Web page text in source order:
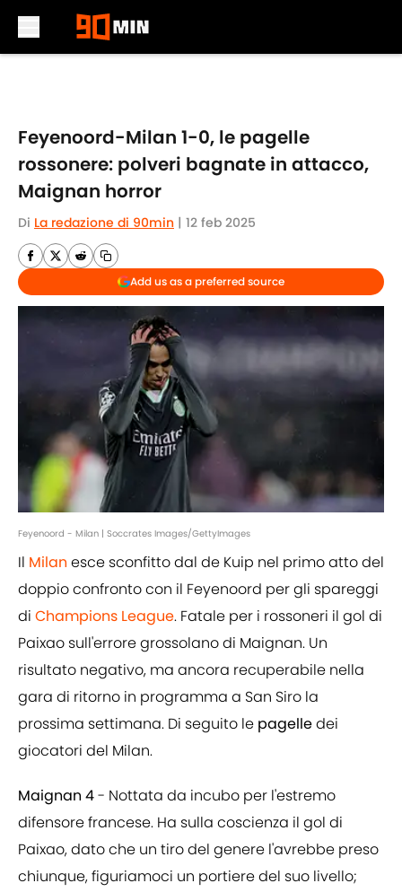
Feyenoord-Milan 1-0, le pagelle
rossonere: polveri bagnate in attacco,
Maignan horror
Di La redazione di 90min | 12 feb 2025
Add us as a preferred source
Feyenoord - Milan | Soccrates Images/GettyImages
Il Milan esce sconfitto dal de Kuip nel primo atto del
doppio confronto con il Feyenoord per gli spareggi
di Champions League. Fatale per i rossoneri il gol di
Paixao sull'errore grossolano di Maignan. Un
risultato negativo, ma ancora recuperabile nella
gara di ritorno in programma a San Siro la
prossima settimana. Di seguito le pagelledei
giocatori del Milan.
Maignan 4- Nottata da incubo per l'estremo
difensore francese. Ha sulla coscienza il gol di
Paixao, dato che un tiro del genere l'avrebbe preso
chiunque, figuriamoci un portiere del suo livello;